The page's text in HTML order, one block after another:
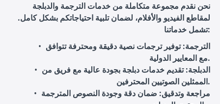
نحن نقدم مجموعة متكاملة من خدمات الترجمة والدبلجة
لمقاطع الفيديو والأفلام، لضمان تلبية احتياجاتكم بشكل كامل.
تشمل خدماتنا:
الترجمة: توفير ترجمات نصية دقيقة ومحترفة تتوافق
مع المعايير الدولية.
الدبلجة: تقديم خدمات دبلجة بجودة عالية مع فريق من
الممثلين الصوتيين المحترفين.
مراجعة وتدقيق: ضمان دقة وجودة النصوص المترجمة